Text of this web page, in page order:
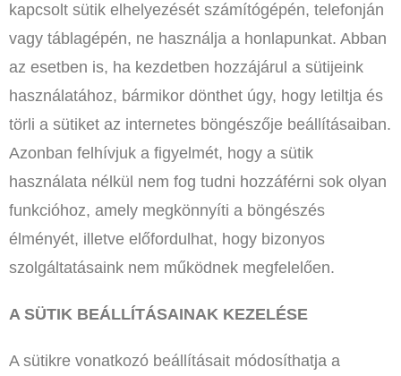
kapcsolt sütik elhelyezését számítógépén, telefonján
vagy táblagépén, ne használja a honlapunkat. Abban
az esetben is, ha kezdetben hozzájárul a sütijeink
használatához, bármikor dönthet úgy, hogy letiltja és
törli a sütiket az internetes böngészője beállításaiban.
Azonban felhívjuk a figyelmét, hogy a sütik
használata nélkül nem fog tudni hozzáférni sok olyan
funkcióhoz, amely megkönnyíti a böngészés
élményét, illetve előfordulhat, hogy bizonyos
szolgáltatásaink nem működnek megfelelően.
A SÜTIK BEÁLLÍTÁSAINAK KEZELÉSE
A sütikre vonatkozó beállításait módosíthatja a